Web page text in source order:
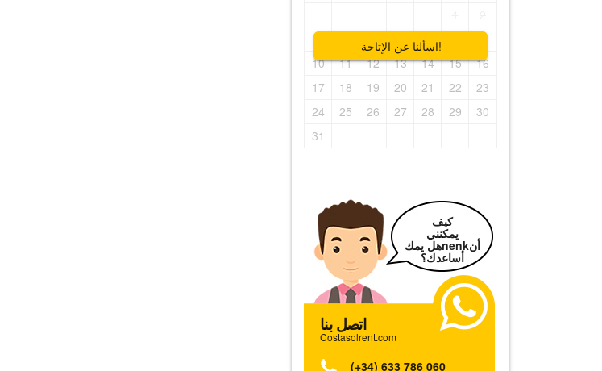
اسألنا عن الإتاحة!
3
5 7
9
10
11 12 13 14 15
16
17
18 19 20 21 22
23
24
25 26 27 28 29
30
31
كيف
يمكنني
هل يمكnenkأن
أساعدك؟
اتصل بنا
Costasolrent.com
(+34) 633 786 060